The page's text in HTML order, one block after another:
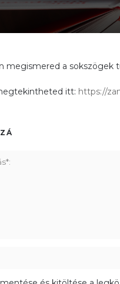
megismered a sokszögek
itt: https://